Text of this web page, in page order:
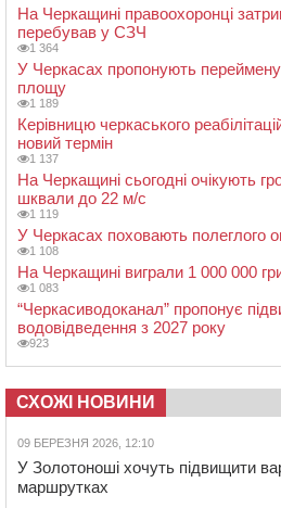
На Черкащині правоохоронці
перебував у СЗЧ
1 364
У Черкасах пропонують
площу
1 189
Керівницю черкаського
новий термін
1 137
На Черкащині сьогодні очікують
шквали до 22 м/с
1 119
У Черкасах поховають полеглого
1 108
На Черкащині виграли 1 000 000
1 083
“Черкасиводоканал” пропонує
водовідведення з 2027 року
923
СХОЖІ НОВИНИ
09 БЕРЕЗНЯ 2026, 12:10
У Золотоноші хочуть підвищити
маршрутках